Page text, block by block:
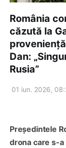
România
căzută la
Dan:
Rusia”
01 iun. 2026,
Președintele
drona care s-a